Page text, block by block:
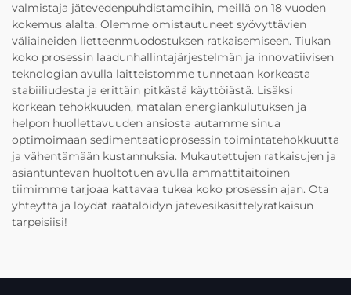
valmistaja jätevedenpuhdistamoihin, meillä on 18 vuoden
kokemus alalta. Olemme omistautuneet syövyttävien
väliaineiden lietteenmuodostuksen ratkaisemiseen. Tiukan
koko prosessin laadunhallintajärjestelmän ja innovatiivisen
teknologian avulla laitteistomme tunnetaan korkeasta
stabiiliudesta ja erittäin pitkästä käyttöiästä. Lisäksi
korkean tehokkuuden, matalan energiankulutuksen ja
helpon huollettavuuden ansiosta autamme sinua
optimoimaan sedimentaatioprosessin toimintatehokkuutta
ja vähentämään kustannuksia. Mukautettujen ratkaisujen ja
asiantuntevan huoltotuen avulla ammattitaitoinen
tiimimme tarjoaa kattavaa tukea koko prosessin ajan. Ota
yhteyttä ja löydät räätälöidyn jätevesikäsittelyratkaisun
tarpeisiisi!